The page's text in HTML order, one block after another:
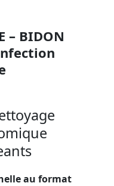
– BIDON
au format